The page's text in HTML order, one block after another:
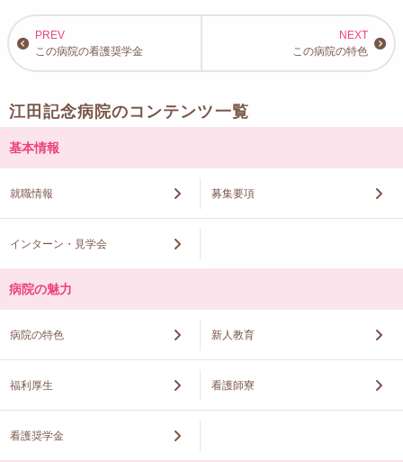
この病院の看護奨学金 この病院の特色
江田記念病院のコンテンツ一覧
基本情報
就職情報 募集要項
インターン・見学会
病院の魅力
病院の特色 新人教育
福利厚生 看護師寮
看護奨学金